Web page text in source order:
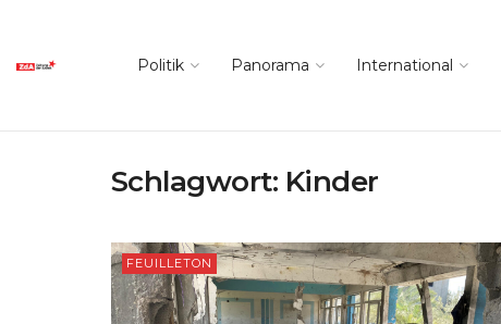
Politik Panorama International
Schlagwort: Kinder
FEUILLETON